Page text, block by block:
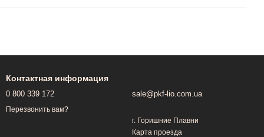
Контактная информация
0 800 339 172
Перезвонить вам?
sale@pkf-lio.com.ua
г. Горишние Плавни
Карта проезда